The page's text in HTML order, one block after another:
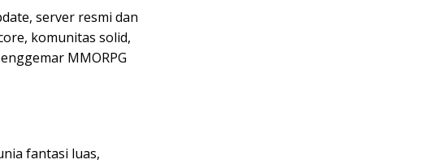
server resmi dan
komunitas solid,
MMORPG
fantasi luas,